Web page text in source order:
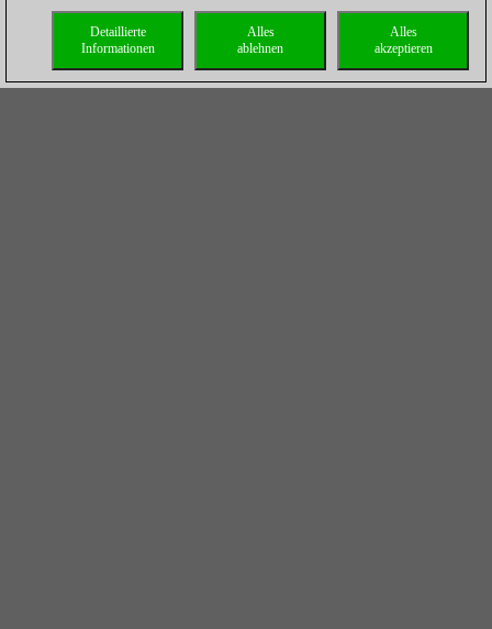
Alles
akzeptieren
Alles
ablehnen
Detaillierte
Informationen